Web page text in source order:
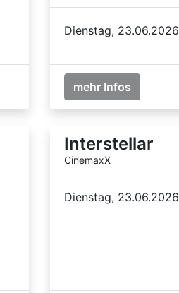
Dienstag, 23.06.2026
mehr Infos
Interstellar
CinemaxX
Dienstag, 23.06.2026